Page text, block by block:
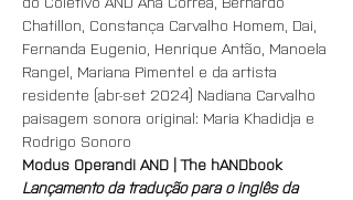
Chatillon, Constança Carvalho Homem, Dai,
Fernanda Eugenio, Henrique Antão, Manoela
Rangel, Mariana Pimentel e da artista
residente (abr-set 2024) Nadiana Carvalho
paisagem sonora original: Maria Khadidja e
Rodrigo Sonoro
Modus Operandi AND | The hANDbook
Lançamento da tradução para o inglês da